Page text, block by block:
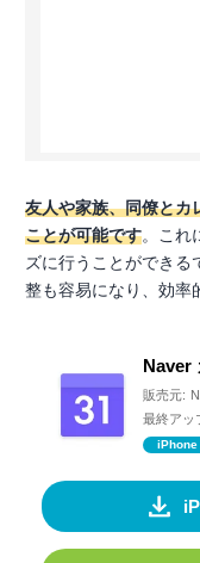
友人や家族、同僚とカ
ことが可能です。これ
ズに行うことができる
整も容易になり、効率
Naver
販売元:
最終アッ
iPhone